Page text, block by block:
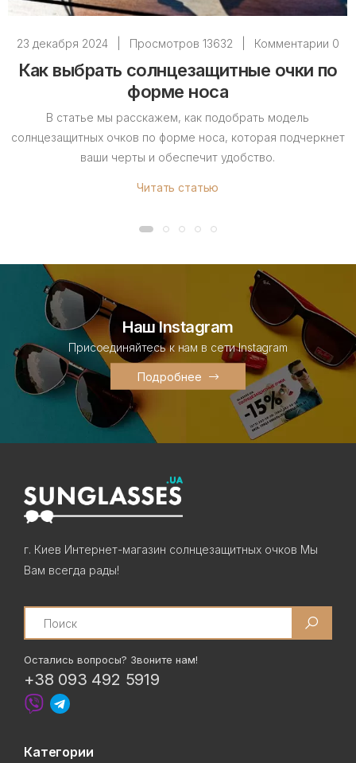
23 декабря 2024 Просмотров 13632 Комментарии 0
Как выбрать солнцезащитные очки по
форме носа
В статье мы расскажем, как подобрать модель
солнцезащитных очков по форме носа, которая подчеркнет
ваши черты и обеспечит удобство.
Читать статью
Наш Instagram
Присоединяйтесь к нам в сети Instagram
Подробнее
г. Киев Интернет-магазин солнцезащитных очков Мы
Вам всегда рады!
Search
Остались вопросы? Звоните нам!
+38 093 492 5919
Категории